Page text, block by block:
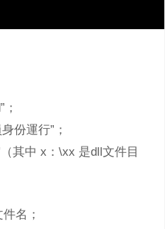
份運行”；
中 x：\xx 是dll文件目
名；